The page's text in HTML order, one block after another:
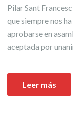
Pilar Sant
que siempre nos
aprobarse en
aceptada por
Leer más